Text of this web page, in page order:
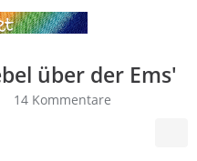
über der Ems'
14 Kommentare